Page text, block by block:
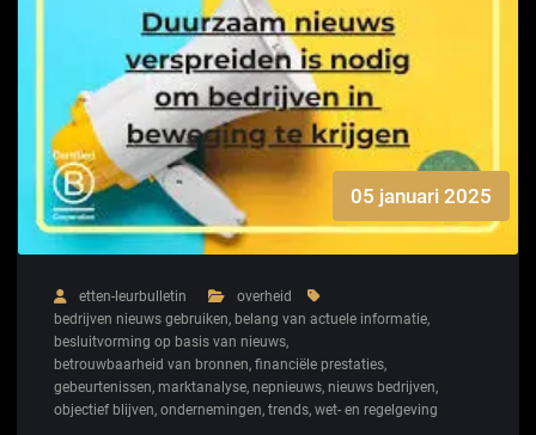
05 januari 2025
etten-leurbulletin
overheid
bedrijven nieuws gebruiken, belang van actuele informatie,
besluitvorming op basis van nieuws,
betrouwbaarheid van bronnen, financiële prestaties,
gebeurtenissen, marktanalyse, nepnieuws, nieuws bedrijven,
objectief blijven, ondernemingen, trends, wet- en regelgeving